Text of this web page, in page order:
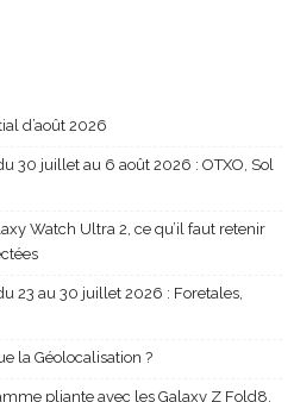
d’août 2026
30 juillet au 6 août 2026 : OTXO, Sol
Watch Ultra 2, ce qu’il faut retenir
23 au 30 juillet 2026 : Foretales,
la Géolocalisation ?
pliante avec les Galaxy Z Fold8,